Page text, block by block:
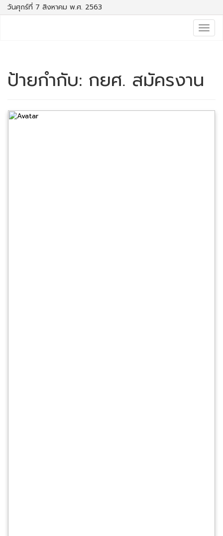
วันศุกร์ที่ 7 สิงหาคม พ.ศ. 2563
ป้ายกำกับ: กยศ. สมัครงาน